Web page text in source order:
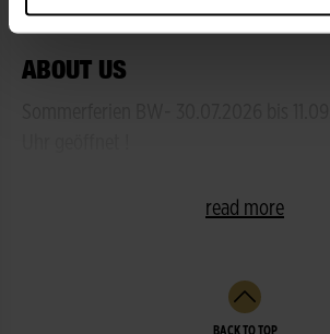
ABOUT US
read more
BACK TO TOP